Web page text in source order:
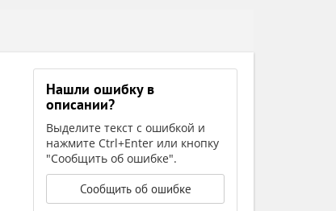
Нашли ошибку в
описании?
Выделите текст с ошибкой и
нажмите Ctrl+Enter или кнопку
"Сообщить об ошибке".
Сообщить об ошибке